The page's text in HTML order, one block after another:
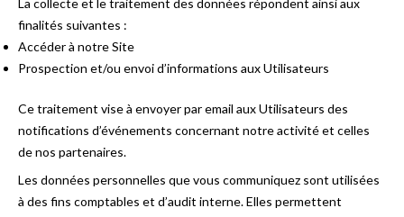
La collecte et le traitement des données répondent ainsi aux
finalités suivantes :
Accéder à notre Site
Prospection et/ou envoi d’informations aux Utilisateurs
Ce traitement vise à envoyer par email aux Utilisateurs des
notifications d’événements concernant notre activité et celles
de nos partenaires.
Les données personnelles que vous communiquez sont utilisées
à des fins comptables et d’audit interne. Elles permettent